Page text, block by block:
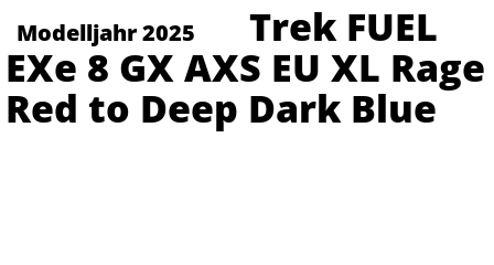
Modelljahr 2025
Trek FUEL
EXe 8 GX AXS EU XL Rage
Red to Deep Dark Blue